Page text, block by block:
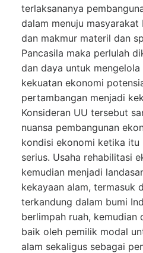
terlaksananya
dalam menuju masyarakat
dan makmur materil dan
Pancasila maka perlulah
dan daya untuk
kekuatan ekonomi
pertambangan menjadi
Konsideran UU tersebut
nuansa pembangunan
kondisi ekonomi ketika itu
serius. Usaha rehabilitasi
kemudian menjadi
kekayaan alam, termasuk
terkandung dalam bumi
berlimpah ruah, kemudian
baik oleh pemilik modal
alam sekaligus sebagai